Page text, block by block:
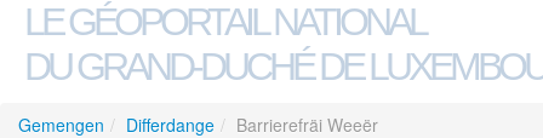
LE GÉOPORTAIL NATIONAL
DU GRAND-DUCHÉ DE
Gemengen / Differdange / Barrierefräi Weeër